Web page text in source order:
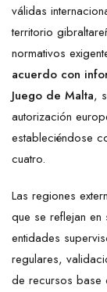
válidas
territorio
normativos
acuerdo con
Juego de Malta,
autorización
estableciéndose
cuatro.
Las regiones
que se reflejan
entidades
regulares,
de recursos base